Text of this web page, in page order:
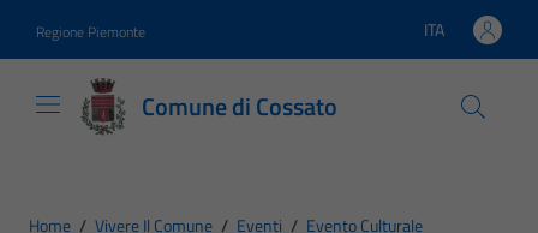
Regione Piemonte Lingua attiva:
ITA
Comune di Cossato
Home / Vivere Il Comune / Eventi / Evento Culturale